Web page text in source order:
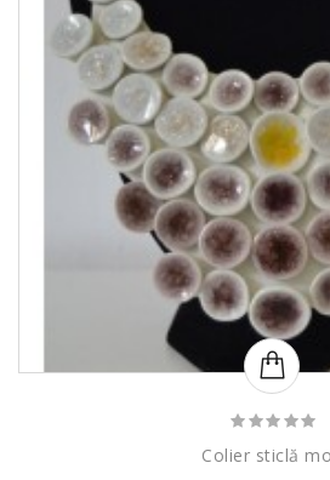
Colier sticlă